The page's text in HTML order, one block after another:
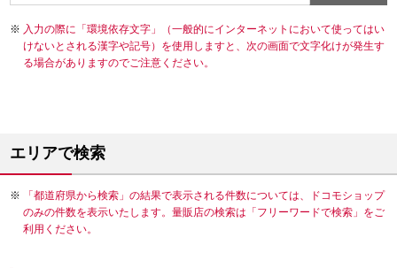
入力の際に「環境依存文字」（一般的にインターネットにおいて使ってはい
けないとされる漢字や記号）を使用しますと、次の画面で文字化けが発生す
る場合がありますのでご注意ください。
エリアで検索
「都道府県から検索」の結果で表示される件数については、ドコモショップ
のみの件数を表示いたします。量販店の検索は「フリーワードで検索」をご
利用ください。